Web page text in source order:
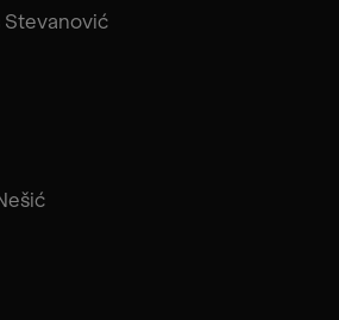
Stevanović